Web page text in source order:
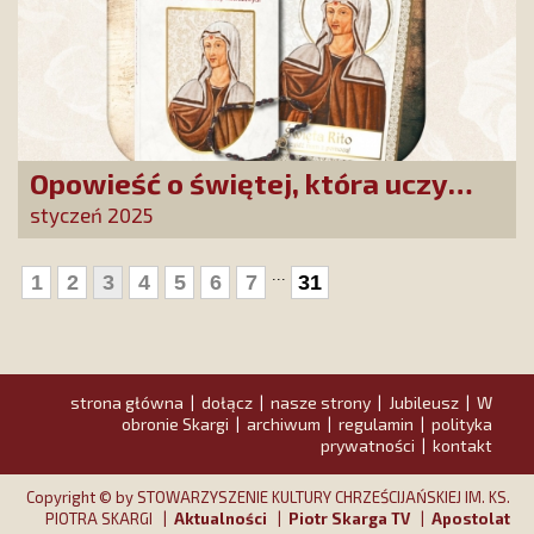
Opowieść o świętej, która uczy
szczerego oddania się Bogu.
Duchowe wzmocnienie i światło
nadziei w XXI wieku
styczeń 2025
1 2 3 4 5 6 7 31
strona główna | dołącz | nasze strony | Jubileusz | W
obronie Skargi | archiwum | regulamin | polityka
prywatności | kontakt
Copyright © by STOWARZYSZENIE KULTURY CHRZEŚCIJAŃSKIEJ IM. KS.
PIOTRA SKARGI | Aktualności | Piotr Skarga TV | Apostolat